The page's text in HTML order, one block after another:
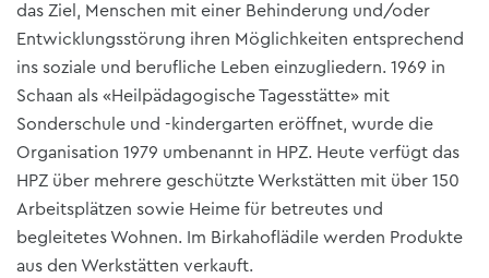
das Ziel, Menschen mit einer Behinderung und/oder
Entwicklungsstörung ihren Möglichkeiten entsprechend
ins soziale und berufliche Leben einzugliedern. 1969 in
Schaan als «Heilpädagogische Tagesstätte» mit
Sonderschule und -kindergarten eröffnet, wurde die
Organisation 1979 umbenannt in HPZ. Heute verfügt das
HPZ über mehrere geschützte Werkstätten mit über 150
Arbeitsplätzen sowie Heime für betreutes und
begleitetes Wohnen. Im Birkahoflädile werden Produkte
aus den Werkstätten verkauft.